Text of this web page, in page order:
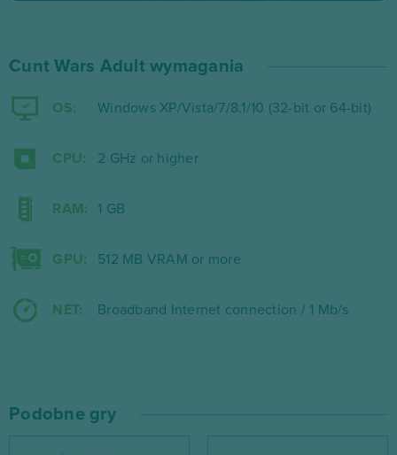
później możesz świętować z nimi zwycięstwo – i to w
jakikolwiek sposób będziesz chciał!
Cunt Wars Adult wymagania
OS: Windows XP/Vista/7/8.1/10 (32-bit or 64-bit)
CPU: 2 GHz or higher
RAM: 1 GB
GPU: 512 MB VRAM or more
NET: Broadband Internet connection / 1 Mb/s
Podobne gry